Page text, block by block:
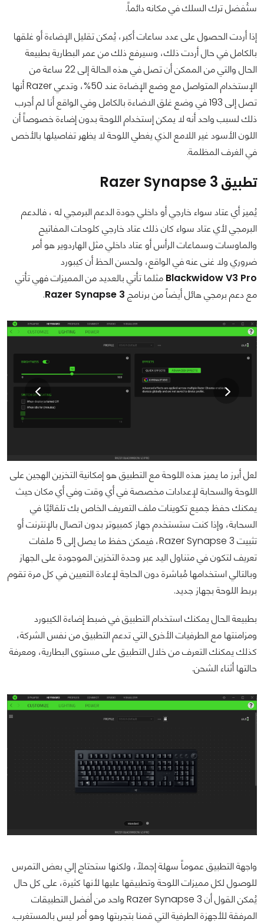
ستُفضل ترك السلك في مكانه دائماً.
إذا أردت الحصول على عدد ساعات أكبر، يُمكن تقليل الإضاءة أو غلقها
بالكامل في حال أردت ذلك، وسيرفع ذلك من عمر البطارية بطبيعة
الحال والتي من الممكن أن تصل في هذه الحالة إلى 22 ساعة من
الإستخدام المتواصل مع وضع الإضاءة عند 50%، وتدعي Razer أنها
تصل إلى 193 في وضع غلق الاضاءة بالكامل وفي الواقع أنا لم أجرب
ذلك لسبب واحد أنه لا يمكن إستخدام اللوحة بدون إضاءة خصوصاً أن
اللون الأسود غير اللامع الذي يغطي اللوحة لا يظهر تفاصيلها بالأخص
في الغرف المظلمة.
تطبيق Razer Synapse 3
يُميز أي عتاد سواء خارجي أو داخلي جودة الدعم البرمجي له ، فالدعم
البرمجي لأي عتاد سواء كان ذلك عتاد خارجي كلوحات المفاتيح
والماوسات وسماعات الرأس أو عتاد داخلي مثل الهاردوير هو أمر
ضروري ولا غنى عنه في الواقع، ولحسن الحظ أن كيبورد
Blackwidow V3 Pro مثلما تأتي بالعديد من المميزات فهي تأتي
مع دعم برمجي هائل أيضاً من برنامج Razer Synapse 3
.
لعل أبرز ما يميز هذه اللوحة مع التطبيق هو إمكانية التخزين الهجين على
اللوحة والسحابة لإعدادات مخصصة في أي وقت وفي أي مكان حيث
يمكنك حفظ جميع تكوينات ملف التعريف الخاص بك تلقائيًا في
السحابة، وإذا كنت ستستخدم جهاز كمبيوتر بدون اتصال بالإنترنت أو
تثبيت Razer Synapse 3، فيمكن حفظ ما يصل إلى 5 ملفات
تعريف لتكون في متناول اليد عبر وحدةالتخزين الموجودة على الجهاز
وبالتالي استخدامها مُباشرة دون الحاجة لإعادة التعيين في كل مرة تقوم
بربط اللوحة بجهاز جديد.
بطبيعة الحال يمكنك استخدام التطبيق في ضبط إضاءة الكيبورد
ومزامنتها مع الطرفيات الأخرى التي تدعم التطبيق من نفس الشركة،
كذلك يمكنك التعرف من خلال التطبيق على مستوى البطارية، ومعرفة
حالتها أثناء الشحن.
واجهة التطبيق عموماً سهلة إجملاً، ولكنها ستحتاج إلي بعض التمرس
للوصول لكل مميزات اللوحة وتطبيقها عليها لأنها كثيرة، على كل حال
يُمكن القول أن Razer Synapse 3 واحد من أفضل التطبيقات
المرفقة للأجهزة الطرفية التي قمنا بتجربتها وهو أمر ليس بالمستغرب.